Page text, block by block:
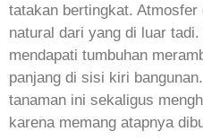
tatakan bertingkat.
natural dari yang di luar
mendapati tumbuhan
panjang di sisi kiri
tanaman ini sekaligus
karena memang atapnya